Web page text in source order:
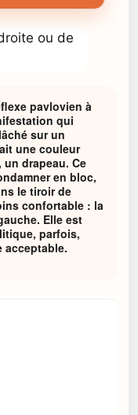
pavlovien à
qui
sur un
une couleur
drapeau. Ce
en bloc,
le tiroir de
confortable : la
Elle est
parfois,
acceptable.